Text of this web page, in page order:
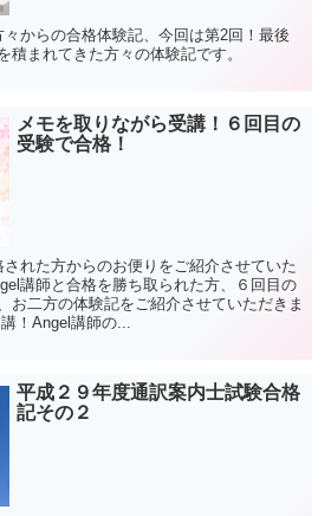
からの合格体験記、今回は第2回！最後
積まれてきた方々の体験記です。
メモを取りながら受講！６回目の
受験で合格！
れた方からのお便りをご紹介させていた
講師と合格を勝ち取られた方、６回目の
お二方の体験記をご紹介させていただきま
！Angel講師の...
平成２９年度通訳案内士試験合格
記その２